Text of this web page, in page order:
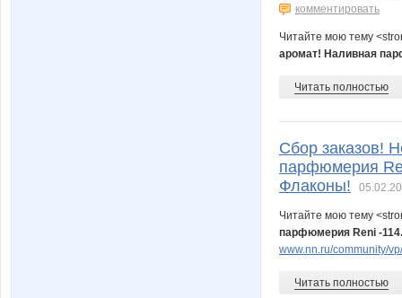
комментировать
Читайте мою тему
аромат! Наливная
Читать полностью
Сбор заказов!
парфюмерия
Флаконы!
Читайте мою тему
парфюмерия Reni -
www.nn.ru/community/
Читать полностью